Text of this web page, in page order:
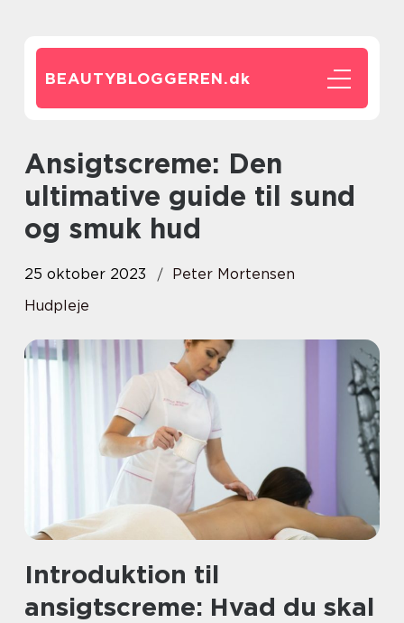
BEAUTYBLOGGEREN.dk
Ansigtscreme: Den
ultimative guide til sund
og smuk hud
25 oktober 2023
Peter Mortensen
Hudpleje
Introduktion til
ansigtscreme: Hvad du skal